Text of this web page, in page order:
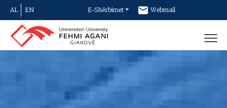
AL EN E-Shërbimet Webmail
Newsletter